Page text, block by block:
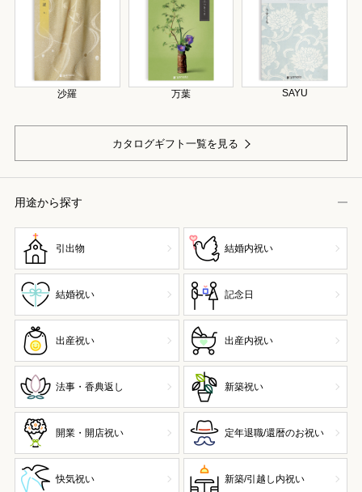
沙羅 万葉 SAYU
カタログギフト一覧を見る
用途から探す
引出物 結婚内祝い
結婚祝い 記念日
出産祝い 出産内祝い
法事・香典返し 新築祝い
開業・開店祝い 定年退職/還暦のお祝い
快気祝い 新築/引越し内祝い